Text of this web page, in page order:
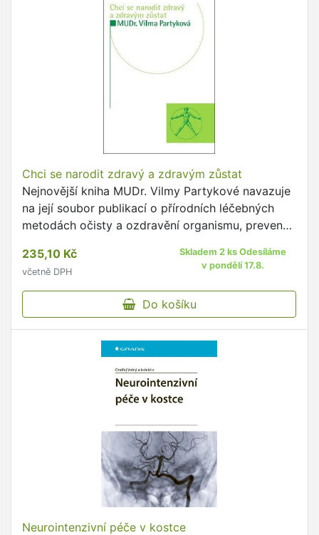
Chci se narodit zdravý a zdravým zůstat
Nejnovější kniha MUDr. Vilmy Partykové navazuje
na její soubor publikací o přírodních léčebných
metodách očisty a ozdravění organismu, prevence
a vhodné …
235,10 Kč
včetně DPH
Skladem 2 ks Odesíláme
v pondělí 17.8.
Do košíku
Neurointenzivní péče v kostce